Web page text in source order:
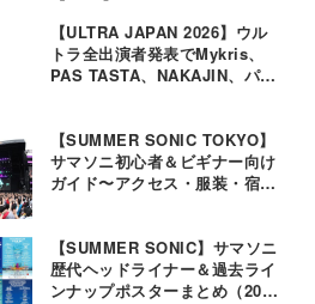
【ULTRA JAPAN 2026】ウル
トラ全出演者発表でMykris、
PAS TASTA、NAKAJIN、パソ
【SUMMER SONIC TOKYO】
サマソニ初心者＆ビギナー向け
ガイド〜アクセス・服装・宿泊
【SUMMER SONIC】サマソニ
歴代ヘッドライナー＆過去ライ
ンナップポスターまとめ（2000